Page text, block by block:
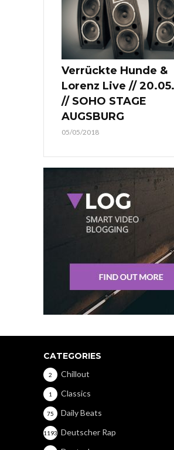
Verrückte Hunde &
Lorenz Live //
// SOHO STAGE
AUGSBURG
05/05/2018
CATEGORIES
Chillout
2
Classics
1
Daily Beats
75
Deutscher Rap
1193